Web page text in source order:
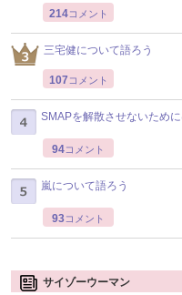
214コメント
三宅健について語ろう
107 コメント
SMAPを解散させないため
94コメント
嵐について語ろう
93コメント
サイゾーウーマン